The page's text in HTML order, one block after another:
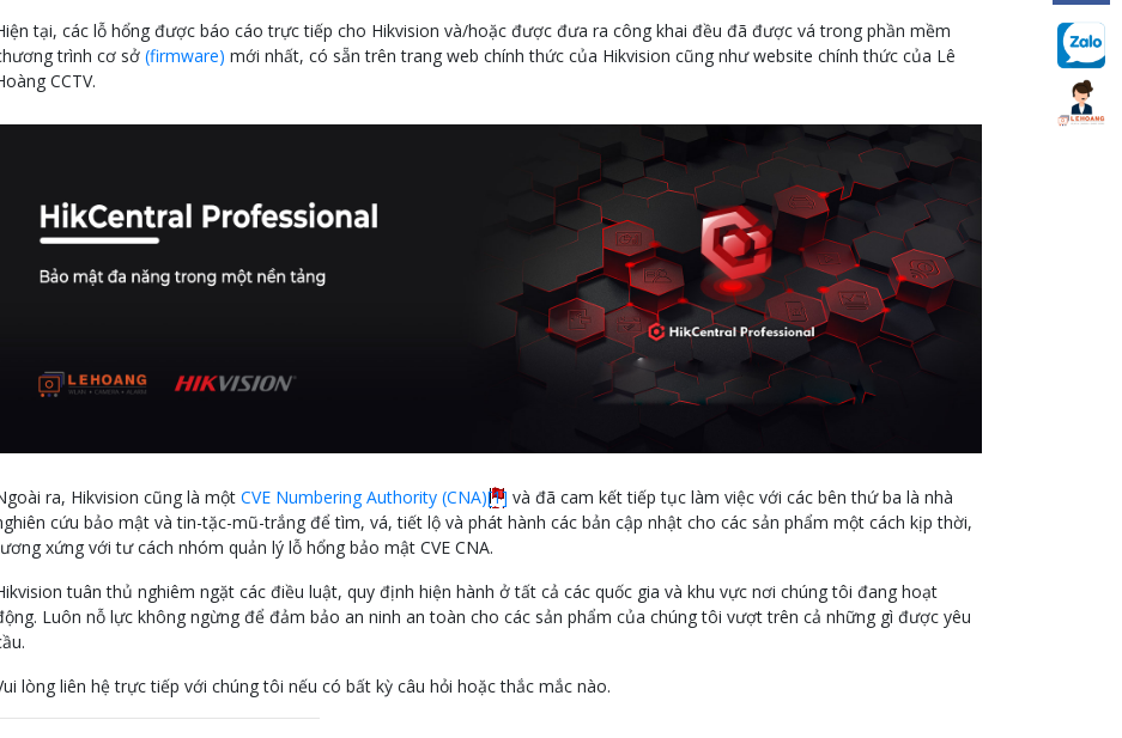
tại, các lỗ hổng được báo cáo trực tiếp cho Hikvision và/hoặc được đưa ra công khai đều đã được vá trong phần mềm
trình cơ sở (firmware) mới nhất, có sẵn trên trang web chính thức của Hikvision cũng như website chính thức của Lê
CCTV.
ra, Hikvision cũng là một CVE Numbering Authority (CNA)[1] và đã cam kết tiếp tục làm việc với các bên thứ ba là nhà
cứu bảo mật và tin-tặc-mũ-trắng để tìm, vá, tiết lộ và phát hành các bản cập nhật cho các sản phẩm một cách kịp thời,
xứng với tư cách nhóm quản lý lỗ hổng bảo mật CVE CNA.
tuân thủ nghiêm ngặt các điều luật, quy định hiện hành ở tất cả các quốc gia và khu vực nơi chúng tôi đang hoạt
Luôn nỗ lực không ngừng để đảm bảo an ninh an toàn cho các sản phẩm của chúng tôi vượt trên cả những gì được yêu
lòng liên hệ trực tiếp với chúng tôi nếu có bất kỳ câu hỏi hoặc thắc mắc nào.